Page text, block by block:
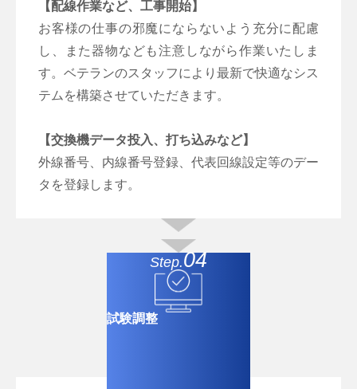
【配線作業など、工事開始】
お客様の仕事の邪魔にならないよう充分に配慮
し、また器物なども注意しながら作業いたしま
す。ベテランのスタッフにより最新で快適なシス
テムを構築させていただきます。
【交換機データ投入、打ち込みなど】
外線番号、内線番号登録、代表回線設定等のデー
タを登録します。
Step.04
試験調整